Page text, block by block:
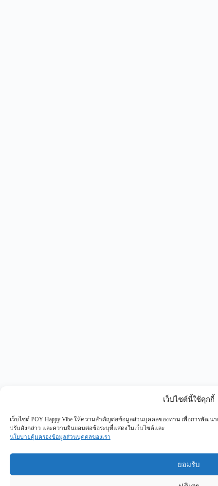
เว็ปไซต์นี้ใช้คุกกี้
เว็บไซต์ POY Happy Vibe ให้ความสำคัญต่อข้อมูลส่วนบุคคลของท่าน เพื่อการพัฒน
ปรับดังกล่าว และความยินยอมต่อข้อระบุที่แสดงในเว็บไซต์และ
นโยบายคุ้มครองข้อมูลส่วนบุคคลของเรา
ยอมรับ